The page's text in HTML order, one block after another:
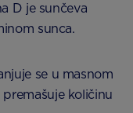
D je sunčeva
sunca.
se u masnom
količinu